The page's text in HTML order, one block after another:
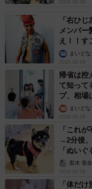
2026.08.09
「右ひ
メンバ
え！！
まいど
2026.08.09
帰省は控
て知って
プ、相場
まいど
2026.08.09
「これ
→2分後
「ぬいぐ
梨木 香奈
2026.08.09
「体だ